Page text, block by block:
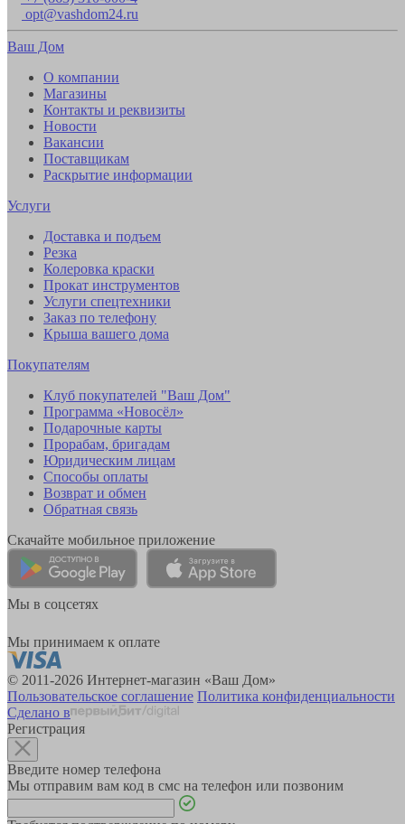
opt@vashdom24.ru
Ваш Дом
О компании
Магазины
Контакты и реквизиты
Новости
Вакансии
Поставщикам
Раскрытие информации
Услуги
Доставка и подъем
Резка
Колеровка краски
Прокат инструментов
Услуги спецтехники
Заказ по телефону
Крыша вашего дома
Покупателям
Клуб покупателей "Ваш Дом"
Программа «Новосёл»
Подарочные карты
Прорабам, бригадам
Юридическим лицам
Способы оплаты
Возврат и обмен
Обратная связь
Скачайте мобильное приложение
Мы в соцсетях
Мы принимаем к оплате
© 2011-2026 Интернет-магазин «Ваш Дом»
Пользовательское соглашение Политика конфиденциальности
Сделано в
Регистрация
Введите номер телефона
Мы отправим вам код в смс на телефон или позвоним